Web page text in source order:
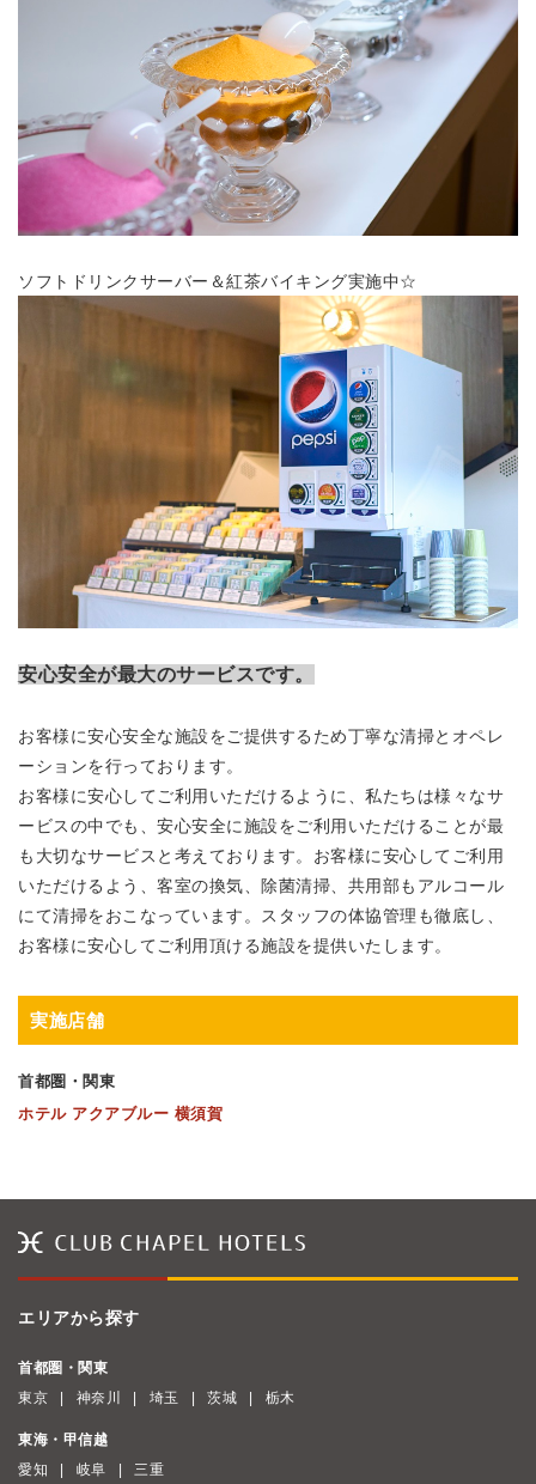
ソフトドリンクサーバー＆紅茶バイキング実施中☆
安心安全が最大のサービスです。
お客様に安心安全な施設をご提供するため丁寧な清掃とオペレ
ーションを行っております。
お客様に安心してご利用いただけるように、私たちは様々なサ
ービスの中でも、安心安全に施設をご利用いただけることが最
も大切なサービスと考えております。お客様に安心してご利用
いただけるよう、客室の換気、除菌清掃、共用部もアルコール
にて清掃をおこなっています。スタッフの体協管理も徹底し、
お客様に安心してご利用頂ける施設を提供いたします。
実施店舗
首都圏・関東
ホテル アクアブルー 横須賀
エリアから探す
首都圏・関東
東京
神奈川 埼玉 茨城 栃木
東海・甲信越
愛知
岐阜 三重